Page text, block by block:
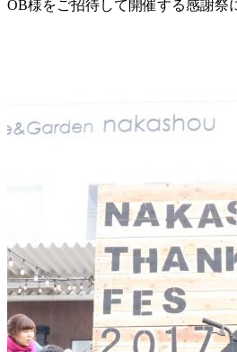
OB様をご招待して開催する感謝祭